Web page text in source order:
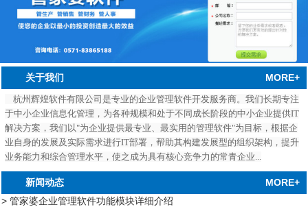
关于我们 MORE+
杭州辉煌软件有限公司是专业的企业管理软件开发服务商。我们长期专注
于中小企业信息化管理，为各种规模和处于不同成长阶段的中小企业提供IT
解决方案，我们以"为企业提供最专业、最实用的管理软件"为目标，根据企
业自身的发展及实际需求进行IT部署，帮助其构建发展型的组织架构，提升
业务能力和综合管理水平，使之成为具有核心竞争力的常青企业...
新闻动态
MORE+
> 管家婆企业管理软件功能模块详细介绍